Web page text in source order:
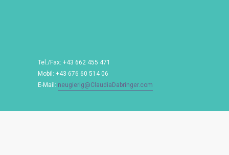
Tel./Fax: +43 662 455 471
Mobil: +43 676 60 514 06
E-Mail: neugierig@ClaudiaDabringer.com